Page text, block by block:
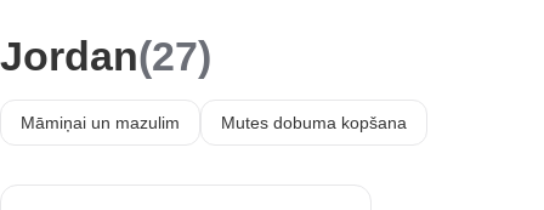
Jordan(27)
Māmiņai un mazulim Mutes dobuma kopšana